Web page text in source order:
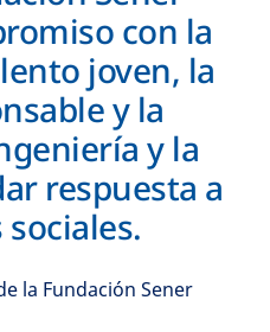
con la
joven, la
y la
y la
respuesta a
la Fundación Sener